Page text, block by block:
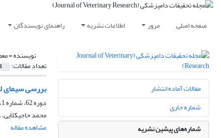
صفحه اصلی مرور اطلاعات نشریه راهنمای نویسندگان
نویسنده =
تعداد مقالات: 1
بررسی سیمای
دوره 62، شماره 1، بهار 1386، صفحه
محمد
مشاهده مقاله
مقالات آماده انتشار
شماره جاری
شماره‌های پیشین نشریه